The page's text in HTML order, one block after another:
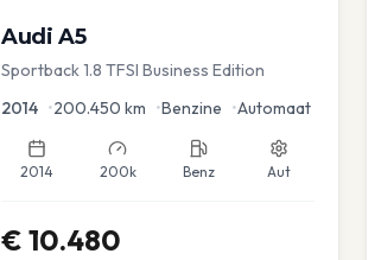
Audi A5
Sportback 1.8 TFSI Business Edition
2014 •200.450 km •Benzine •Automaat
2014 200k Benz Aut
€ 10.480